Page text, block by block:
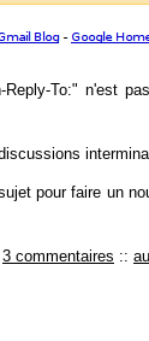
To:" n'est
pour faire un
3 commentaires ::